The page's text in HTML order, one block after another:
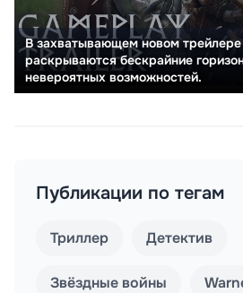
В захватывающем новом трейлере
раскрываются бескрайние
невероятных возможностей.
Публикации по тегам
Триллер Детектив
Звёздные войны